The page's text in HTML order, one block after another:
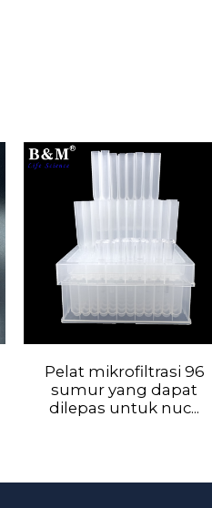
Pelat mikrofiltrasi 96
sumur yang dapat
dilepas untuk nuc...